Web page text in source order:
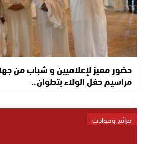
حضور مميز لإعلاميين و شباب من
مراسيم حفل الولاء بتطوان..
جرائم وحوادث